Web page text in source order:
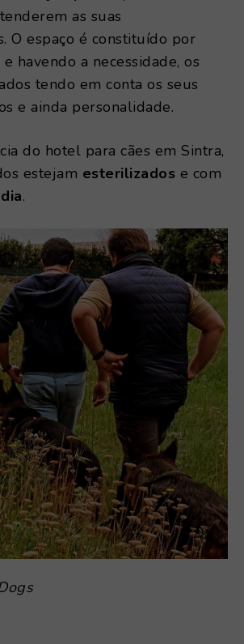
as suas
O espaço é constituído por
havendo a necessidade, os
tendo em conta os seus
e ainda personalidade.
do hotel para cães em Sintra,
estejam esterilizados e com
.